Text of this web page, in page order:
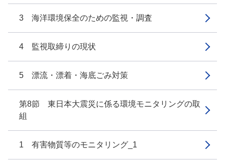
3 海洋環境保全のための監視・調査
4 監視取締りの現状
5 漂流・漂着・海底ごみ対策
第8節 東日本大震災に係る環境モニタリングの取
組
1 有害物質等のモニタリング_1